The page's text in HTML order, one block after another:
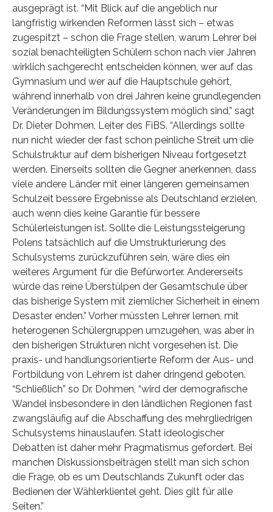
ausgeprägt ist. “Mit Blick auf die angeblich nur
langfristig wirkenden Reformen lässt sich – etwas
zugespitzt – schon die Frage stellen, warum Lehrer bei
sozial benachteiligten Schülern schon nach vier Jahren
wirklich sachgerecht entscheiden können, wer auf das
Gymnasium und wer auf die Hauptschule gehört,
während innerhalb von drei Jahren keine grundlegenden
Veränderungen im Bildungssystem möglich sind,” sagt
Dr. Dieter Dohmen, Leiter des FiBS. “Allerdings sollte
nun nicht wieder der fast schon peinliche Streit um die
Schulstruktur auf dem bisherigen Niveau fortgesetzt
werden. Einerseits sollten die Gegner anerkennen, dass
viele andere Länder mit einer längeren gemeinsamen
Schulzeit bessere Ergebnisse als Deutschland erzielen,
auch wenn dies keine Garantie für bessere
Schülerleistungen ist. Sollte die Leistungssteigerung
Polens tatsächlich auf die Umstrukturierung des
Schulsystems zurückzuführen sein, wäre dies ein
weiteres Argument für die Befürworter. Andererseits
würde das reine Überstülpen der Gesamtschule über
das bisherige System mit ziemlicher Sicherheit in einem
Desaster enden.” Vorher müssten Lehrer lernen, mit
heterogenen Schülergruppen umzugehen, was aber in
den bisherigen Strukturen nicht vorgesehen ist. Die
praxis- und handlungsorientierte Reform der Aus- und
Fortbildung von Lehrern ist daher dringend geboten.
“Schließlich” so Dr. Dohmen, “wird der demografische
Wandel insbesondere in den ländlichen Regionen fast
zwangsläufig auf die Abschaffung des mehrgliedrigen
Schulsystems hinauslaufen. Statt ideologischer
Debatten ist daher mehr Pragmatismus gefordert. Bei
manchen Diskussionsbeiträgen stellt man sich schon
die Frage, ob es um Deutschlands Zukunft oder das
Bedienen der Wählerklientel geht. Dies gilt für alle
Seiten.”